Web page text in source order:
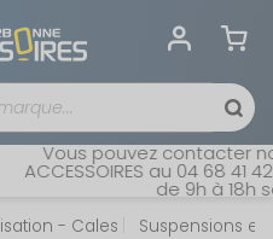
Vous pouvez contacter
ACCESSOIRES au 04 68 41
de 9h à 18h
- Cales Suspensions et